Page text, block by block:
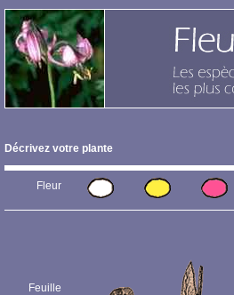
Décrivez votre plante
Fleur
Feuille